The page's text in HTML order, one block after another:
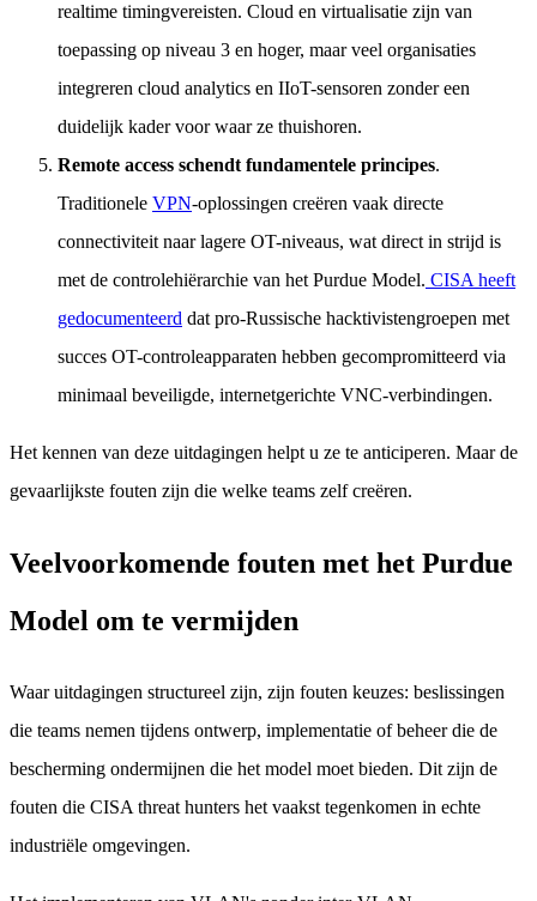
realtime timingvereisten. Cloud en virtualisatie zijn van
toepassing op niveau 3 en hoger, maar veel organisaties
integreren cloud analytics en IIoT-sensoren zonder een
duidelijk kader voor waar ze thuishoren.
Remote access schendt fundamentele principes.
Traditionele VPN-oplossingen creëren vaak directe
connectiviteit naar lagere OT-niveaus, wat direct in strijd is
met de controlehiërarchie van het Purdue Model. CISA heeft
gedocumenteerd dat pro-Russische hacktivistengroepen met
succes OT-controleapparaten hebben gecompromitteerd via
minimaal beveiligde, internetgerichte VNC-verbindingen.
Het kennen van deze uitdagingen helpt u ze te anticiperen. Maar de
gevaarlijkste fouten zijn die welke teams zelf creëren.
Veelvoorkomende fouten met het Purdue
Model om te vermijden
Waar uitdagingen structureel zijn, zijn fouten keuzes: beslissingen
die teams nemen tijdens ontwerp, implementatie of beheer die de
bescherming ondermijnen die het model moet bieden. Dit zijn de
fouten die CISA threat hunters het vaakst tegenkomen in echte
industriële omgevingen.